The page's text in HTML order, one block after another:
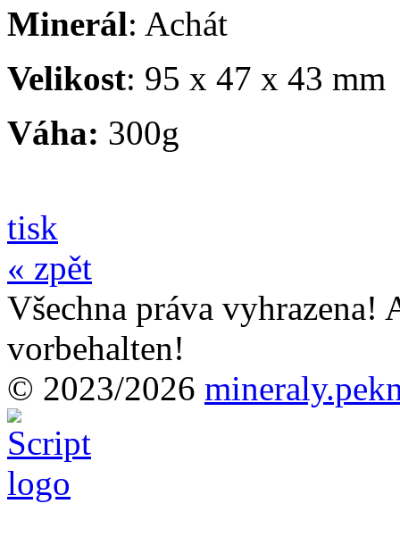
Minerál: Achát
Velikost: 95 x 47 x 43 mm
Váha: 300g
tisk
« zpět
Všechna práva
vorbehalten!
© 2023/2026